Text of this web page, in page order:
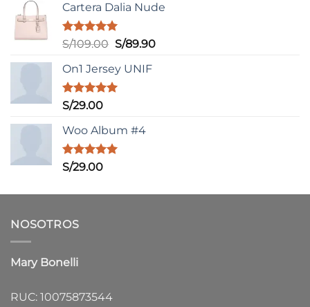
Cartera Dalia Nude
Valorado
de 5
S/109.00 El
original
era:
S/89.90El
On1 Jersey UNIF
Valorado
de 5
S/29.00
Woo Album #4
Valorado
S/29.00
NOSOTROS
Mary Bonelli
RUC: 10075873544